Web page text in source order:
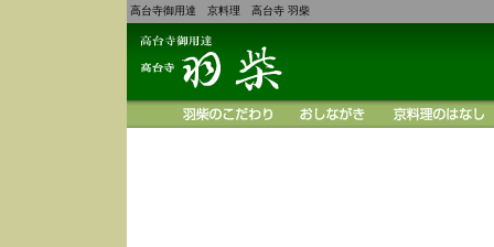
高台寺御用達 京料理 高台寺 羽柴